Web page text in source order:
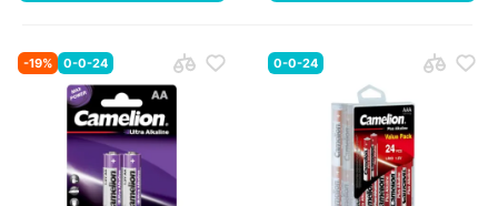
-19% 0-0-24 0-0-24